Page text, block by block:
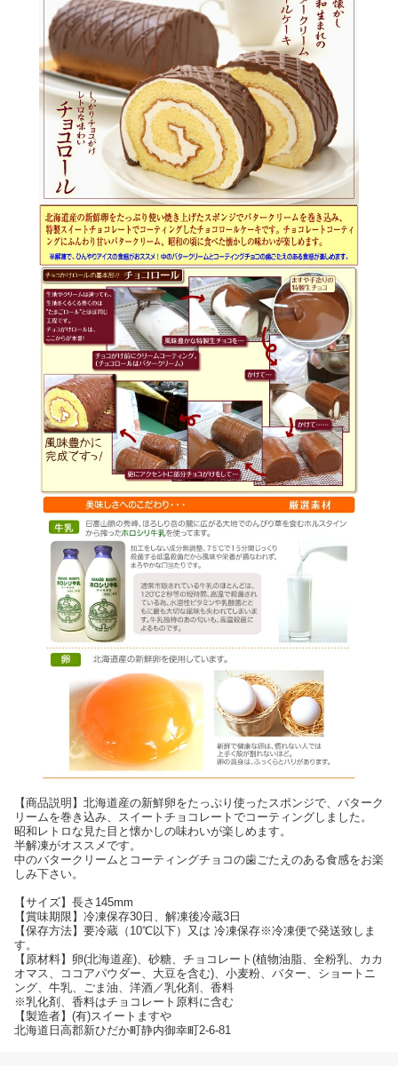
【商品説明】北海道産の新鮮卵をたっぷり使ったスポンジで、バターク
リームを巻き込み、スイートチョコレートでコーティングしました。
昭和レトロな見た目と懐かしの味わいが楽しめます。
半解凍がオススメです。
中のバタークリームとコーティングチョコの歯ごたえのある食感をお楽
しみ下さい。
【サイズ】長さ145mm
【賞味期限】冷凍保存30日、解凍後冷蔵3日
【保存方法】要冷蔵（10℃以下）又は 冷凍保存※冷凍便で発送致しま
す。
【原材料】卵(北海道産)、砂糖、チョコレート(植物油脂、全粉乳、カカ
オマス、ココアパウダー、大豆を含む)、小麦粉、バター、ショートニ
ング、牛乳、ごま油、洋酒／乳化剤、香料
※乳化剤、香料はチョコレート原料に含む
【製造者】(有)スイートますや
北海道日高郡新ひだか町静内御幸町2-6-81